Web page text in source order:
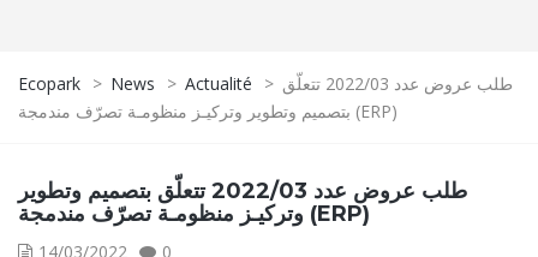
Ecopark > News > Actualité > طلب عروض عدد 2022/03 تتعلّق
بتصميم وتطوير وتركيـز منظومـة تصرّف مندمجة (ERP)
طلب عروض عدد 2022/03 تتعلّق بتصميم وتطوير
وتركيـز منظومـة تصرّف مندمجة (ERP)
14/03/2022 0